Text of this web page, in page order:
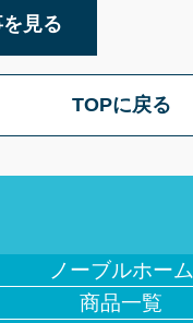
見る
TOPに戻る
ノーブルホーム
商品一覧